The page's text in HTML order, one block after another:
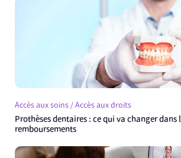
Accès aux soins / Accès aux droits
Prothèses dentaires : ce qui va changer dans
remboursements